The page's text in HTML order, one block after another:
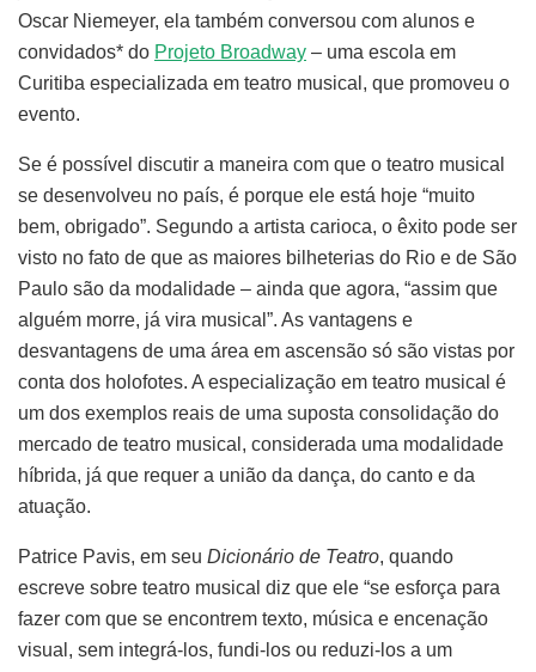
Oscar Niemeyer, ela também conversou com alunos e
convidados* do Projeto Broadway – uma escola em
Curitiba especializada em teatro musical, que promoveu o
evento.
Se é possível discutir a maneira com que o teatro musical
se desenvolveu no país, é porque ele está hoje “muito
bem, obrigado”. Segundo a artista carioca, o êxito pode ser
visto no fato de que as maiores bilheterias do Rio e de São
Paulo são da modalidade – ainda que agora, “assim que
alguém morre, já vira musical”. As vantagens e
desvantagens de uma área em ascensão só são vistas por
conta dos holofotes. A especialização em teatro musical é
um dos exemplos reais de uma suposta consolidação do
mercado de teatro musical, considerada uma modalidade
híbrida, já que requer a união da dança, do canto e da
atuação.
Patrice Pavis, em seu Dicionário de Teatro, quando
escreve sobre teatro musical diz que ele “se esforça para
fazer com que se encontrem texto, música e encenação
visual, sem integrá-los, fundi-los ou reduzi-los a um